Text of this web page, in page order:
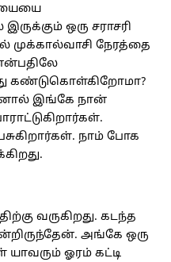
ஒரு சராசரி
முக்கால்வாசி நேரத்தை
கண்டுகொள்கிறோமா?
ஆனால் இங்கே நான்
நாம் போக
வருகிறது. கடந்த
அங்கே ஒரு
ஓரம் கட்டி